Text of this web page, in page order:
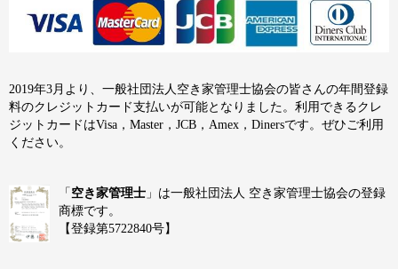
2019年3月より、一般社団法人空き家管理士協会の皆さんの年間登録
料のクレジットカード支払いが可能となりました。利用できるクレ
ジットカードはVisa，Master，JCB，Amex，Dinersです。ぜひご利用
ください。
「 空き家管理士 」は一般社団法人 空き家管理士協会の登録
商標です。
【登録第5722840号】